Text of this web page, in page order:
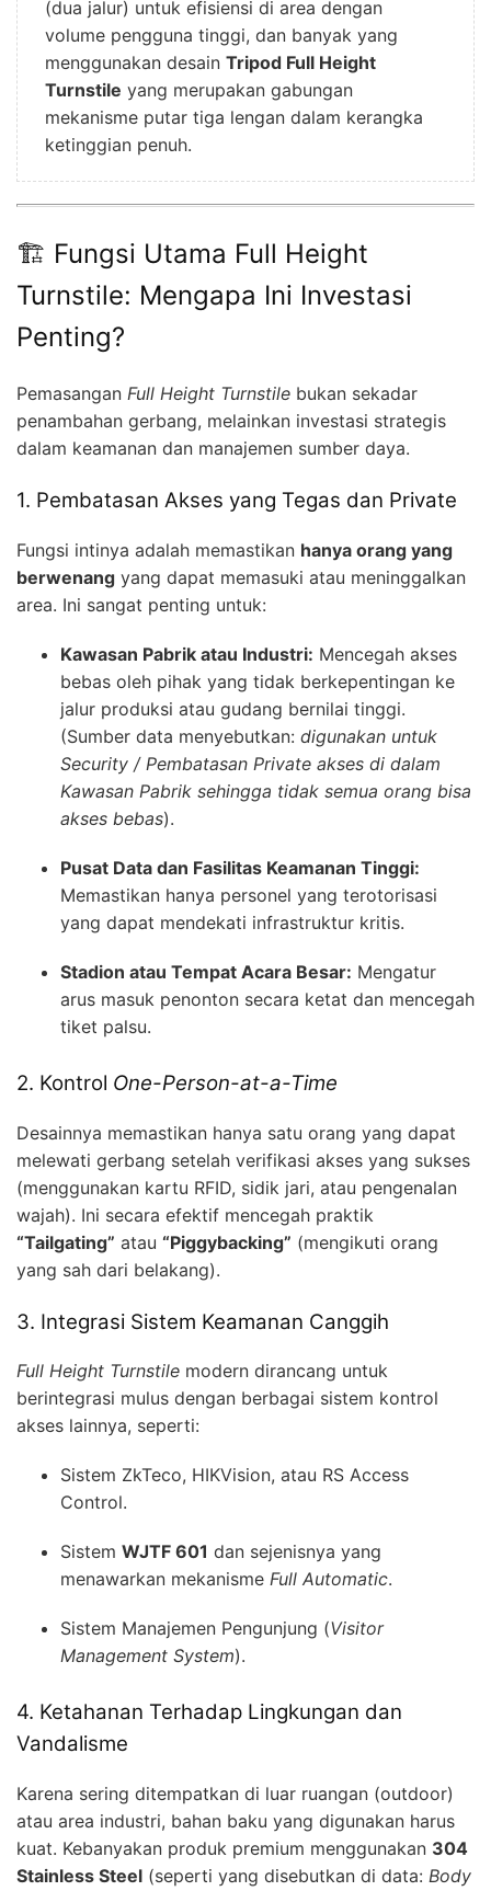
(dua jalur) untuk efisiensi di area dengan
volume pengguna tinggi, dan banyak yang
menggunakan desain Tripod Full Height
Turnstile yang merupakan gabungan
mekanisme putar tiga lengan dalam kerangka
ketinggian penuh.
🏗️ Fungsi Utama Full Height
Turnstile: Mengapa Ini Investasi
Penting?
Pemasangan Full Height Turnstile bukan sekadar
penambahan gerbang, melainkan investasi strategis
dalam keamanan dan manajemen sumber daya.
1. Pembatasan Akses yang Tegas dan Private
Fungsi intinya adalah memastikan hanya orang yang
berwenang yang dapat memasuki atau meninggalkan
area. Ini sangat penting untuk:
Kawasan Pabrik atau Industri: Mencegah akses
bebas oleh pihak yang tidak berkepentingan ke
jalur produksi atau gudang bernilai tinggi.
(Sumber data menyebutkan: digunakan untuk
Security / Pembatasan Private akses di dalam
Kawasan Pabrik sehingga tidak semua orang bisa
akses bebas).
Pusat Data dan Fasilitas Keamanan Tinggi:
Memastikan hanya personel yang terotorisasi
yang dapat mendekati infrastruktur kritis.
Stadion atau Tempat Acara Besar: Mengatur
arus masuk penonton secara ketat dan mencegah
tiket palsu.
2. Kontrol One-Person-at-a-Time
Desainnya memastikan hanya satu orang yang dapat
melewati gerbang setelah verifikasi akses yang sukses
(menggunakan kartu RFID, sidik jari, atau pengenalan
wajah). Ini secara efektif mencegah praktik
“Tailgating” atau “Piggybacking” (mengikuti orang
yang sah dari belakang).
3. Integrasi Sistem Keamanan Canggih
Full Height Turnstile modern dirancang untuk
berintegrasi mulus dengan berbagai sistem kontrol
akses lainnya, seperti:
Sistem ZkTeco, HIKVision, atau RS Access
Control.
Sistem WJTF 601 dan sejenisnya yang
menawarkan mekanisme Full Automatic.
Sistem Manajemen Pengunjung (Visitor
Management System).
4. Ketahanan Terhadap Lingkungan dan
Vandalisme
Karena sering ditempatkan di luar ruangan (outdoor)
atau area industri, bahan baku yang digunakan harus
kuat. Kebanyakan produk premium menggunakan 304
Stainless Steel (seperti yang disebutkan di data: Body